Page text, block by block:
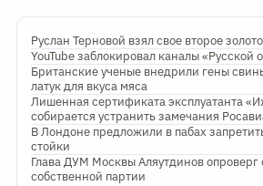
Руслан Терновой взял свое второе
YouTube заблокировал каналы «Русской
Британские ученые внедрили гены
латук для вкуса мяса
Лишенная сертификата эксплуатанта
собирается устранить замечания
В Лондоне предложили в пабах
стойки
Глава ДУМ Москвы Аляутдинов опроверг
собственной партии